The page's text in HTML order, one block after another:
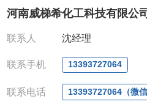
款,产品质量好,价格
尔法,会让您事半功倍
电话
联系人：杨经
信联系)
河南威梯希化工科技有限公司
联系人 沈经理
联系手机 13393727064
联系电话 13393727064（微